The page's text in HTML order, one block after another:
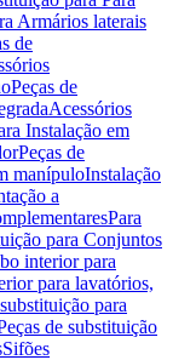
Armários laterais
de
Peças de
Acessórios
Instalação em
Peças de
manípuloInstalação
a
Para
para Conjuntos
interior para
para lavatórios,
para
de substituição
Sifões